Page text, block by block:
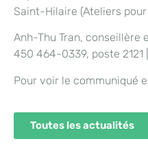
Saint-Hilaire (Ateliers
Anh-Thu Tran, conseillère
450 464-0339, poste 2121 |
Pour voir le communiqué
Toutes les actualités